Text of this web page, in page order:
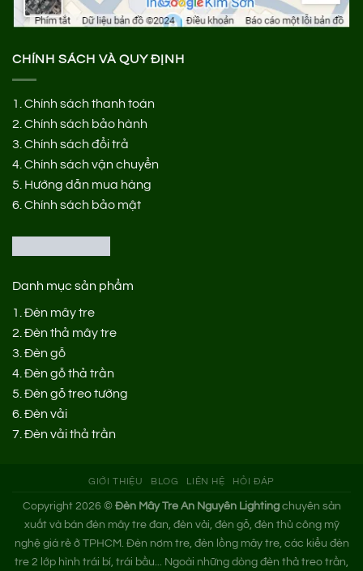
CHÍNH SÁCH VÀ QUY ĐỊNH
1. Chính sách thanh toán
2. Chính sách bảo hành
3. Chính sách đổi trả
4. Chính sách vận chuyển
5. Hướng dẫn mua hàng
6. Chính sách bảo mật
Danh mục sản phẩm
1. Đèn mây tre
2. Đèn thả mây tre
3. Đèn gỗ
4. Đèn gỗ thả trần
5. Đèn gỗ treo tường
6. Đèn vải
7. Đèn vải thả trần
GIỚI THIỆU BLOG LIÊN HỆ HỎI ĐÁP
Copyright 2026 © Đèn Mây Tre An Nguyên Lightingchuyên sản
xuất và bán đèn mây tre đan, đèn vải, đèn gỗ, đèn thủ công mỹ
nghệ giá rẻ ở TPHCM. Đèn nơm tre, đèn lồng mây tre, các kiểu đèn
tre 2 lớp hình trái bí, trái bầu... Ngoài những dòng đèn thả treo trần,